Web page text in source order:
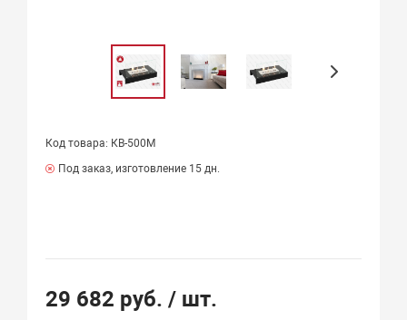
Код товара: КВ-500М
Под заказ, изготовление 15 дн.
29 682 руб./ шт.